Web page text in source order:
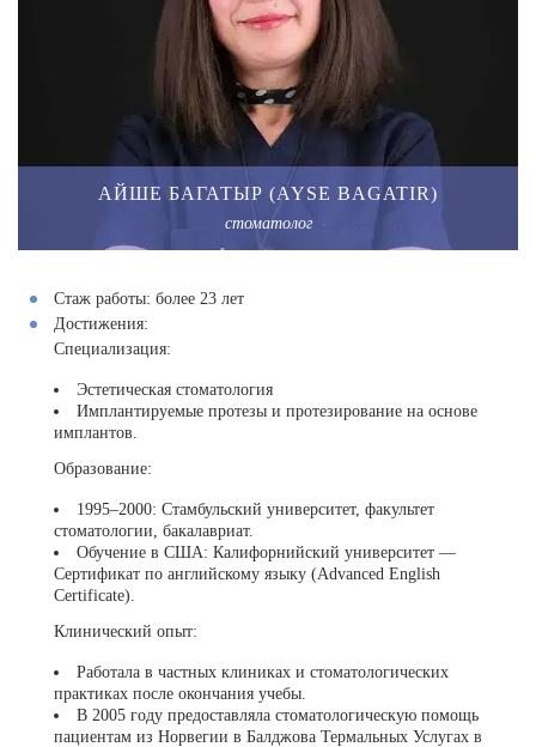
АЙШЕ БАГАТЫР (AYSE BAGATIR)
стоматолог
Стаж работы: более 23 лет
Достижения:
Специализация:
Эстетическая стоматология
Имплантируемые протезы и протезирование на основе
имплантов.
Образование:
1995–2000: Стамбульский университет, факультет
стоматологии, бакалавриат.
Обучение в США: Калифорнийский университет —
Сертификат по английскому языку (Advanced English
Certificate).
Клинический опыт:
Работала в частных клиниках и стоматологических
практиках после окончания учебы.
В 2005 году предоставляла стоматологическую помощь
пациентам из Норвегии в Балджова Термальных Услугах в